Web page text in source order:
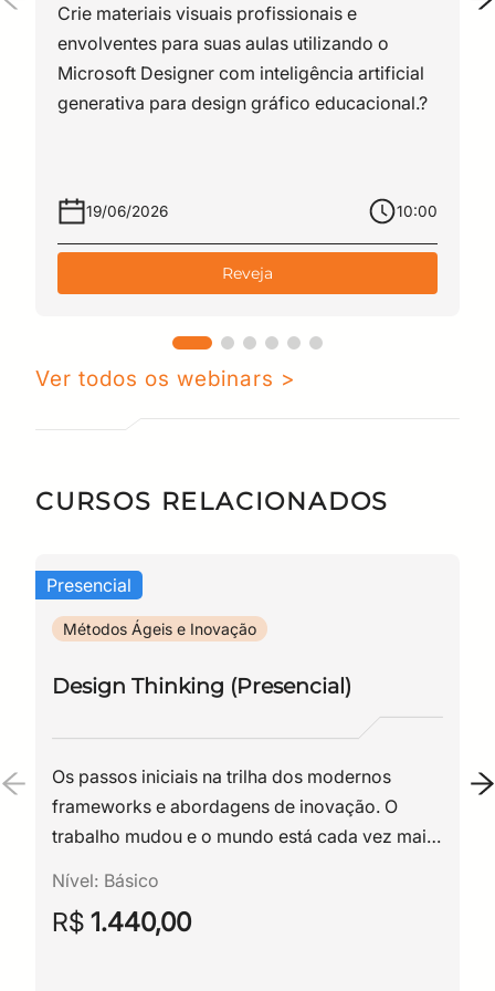
liderando equipes e
desenvolvendo currículos,
materiais didáticos, trilhas
formativas e ambientes virtuais de
Crie materiais visuais profissionais e
envolventes para suas aulas utilizando o
Microsoft Designer com inteligência artificial
generativa para design gráfico educacional.?
19/06/2026 10:00
Reveja
Ver todos os webinars >
CURSOS RELACIONADOS
Presencial
Métodos Ágeis e Inovação
Design Thinking (Presencial)
Os passos iniciais na trilha dos modernos
frameworks e abordagens de inovação. O
trabalho mudou e o mundo está cada vez mais
virtual.
Nível: Básico
R$ 1.440,00